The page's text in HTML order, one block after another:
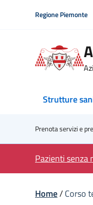
Regione Piemonte
Strutture
Prenota servizi e
Pazienti senza
Home/Corso